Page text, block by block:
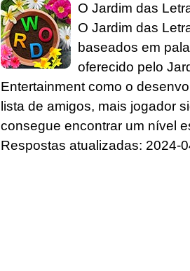
O Jardim das
O Jardim das
baseados em
oferecido pelo
Entertainment como o
lista de amigos, mais jogador
consegue encontrar um nível
Respostas atualizadas: 2024-